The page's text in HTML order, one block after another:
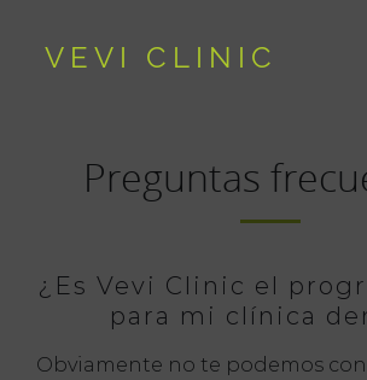
VEVI CLINIC
Preguntas
¿Es Vevi Clinic el
para mi clínica
Obviamente no te podemos